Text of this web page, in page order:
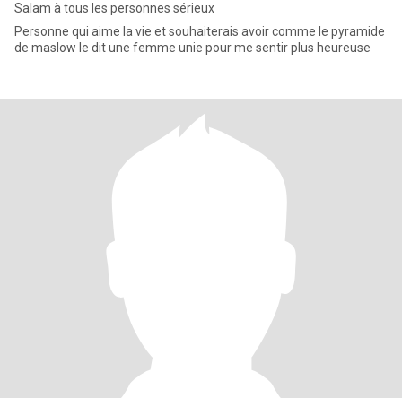
Salam à tous les personnes sérieux
Personne qui aime la vie et souhaiterais avoir comme le pyramide
de maslow le dit une femme unie pour me sentir plus heureuse